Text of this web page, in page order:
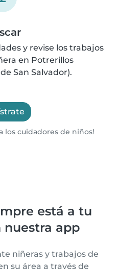
y revise los trabajos
en Potrerillos
San Salvador).
los cuidadores de niños!
está a tu
nuestra app
niñeras y trabajos de
su área a través de